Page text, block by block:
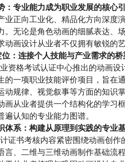
：专业能力成为职业发展的核心
业正向工业化、精品化方向深度
。无论是角色动画的细腻表达、
动画设计从业者不仅拥有敏锐的
：连接个人技能与产业需求的桥
资格考试认证中心推出的动画设
的一项职业技能评价项目 ， 旨在
动规律、视觉叙事等方面的知识
画从业者提供一个结构化的学习
遍认知的专业能力图谱。
体系：构建从原理到实践的专业
证书考核内容紧密围绕动画创作
言、二维与三维动画制作基础流